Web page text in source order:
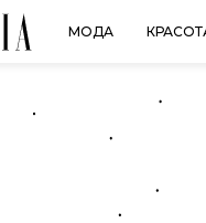
МОДА